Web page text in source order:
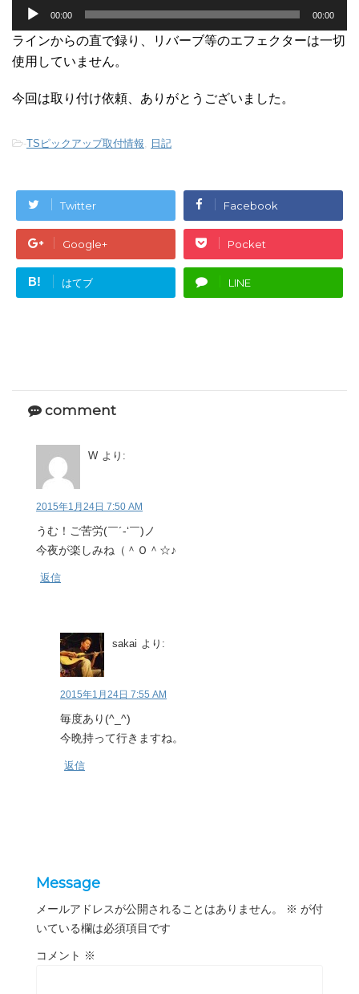
プ
レ
ー
ヤ
ー
00:00 00:00
ラインからの直で録り、リバーブ等のエフェクターは一切
使用していません。
今回は取り付け依頼、ありがとうございました。
-TSピックアップ取付情報 日記
Twitter Facebook
Google+ Pocket
B! はてブ LINE
comment
W より:
2015年1月24日 7:50 AM
うむ！ご苦労(￣´-‘￣)ノ
今夜が楽しみね（＾Ｏ＾☆♪
返信
sakai より:
2015年1月24日 7:55 AM
毎度あり(^_^)
今晩持って行きますね。
返信
Message
メールアドレスが公開されることはありません。 ※ が付
いている欄は必須項目です
コメント ※